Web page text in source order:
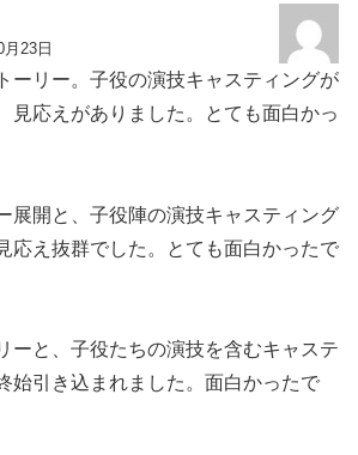
月23日
ーリー。子役の演技キャスティングが
見応えがありました。とても面白かっ
展開と、子役陣の演技キャスティング
応え抜群でした。とても面白かったで
ーと、子役たちの演技を含むキャステ
始引き込まれました。面白かったで